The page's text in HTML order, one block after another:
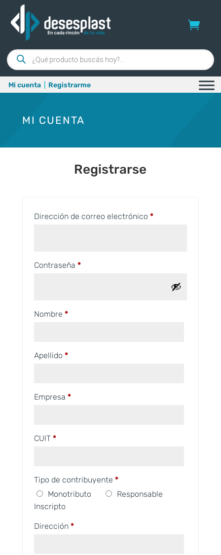
Búsqueda
de
productos
Mi cuenta Registrarme
MI CUENTA
Registrarse
Dirección de correo electrónico *Obligatorio
Contraseña *Obligatorio
Nombre *
Apellido *
Empresa *
CUIT *
Tipo de contribuyente *
Monotributo
Responsable
Inscripto
Dirección *